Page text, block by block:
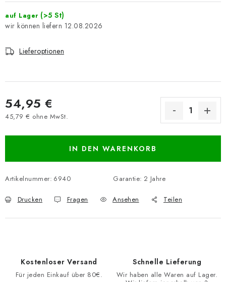
auf Lager (>5 St)
12.08.2026
Lieferoptionen
54,95 €
45,79 € ohne MwSt.
IN DEN WARENKORB
Artikelnummer: 6940 Garantie: 2 Jahre
Drucken Fragen Ansehen Teilen
Kostenloser Versand
Für jeden Einkauf über 80€.
Schnelle Lieferung
Wir haben alle Waren auf Lager.